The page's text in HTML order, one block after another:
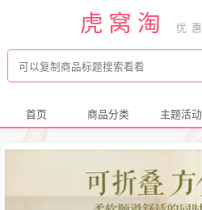
虎窝淘
首页 商品分类 主题活动